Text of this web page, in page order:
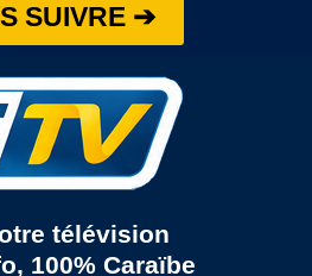
SUIVRE ➔
télévision
100% Caraïbe